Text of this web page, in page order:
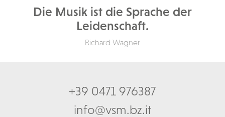
Die Musik ist die Sprache der
Leidenschaft.
Richard Wagner
+39 0471 976387
info@vsm.bz.it